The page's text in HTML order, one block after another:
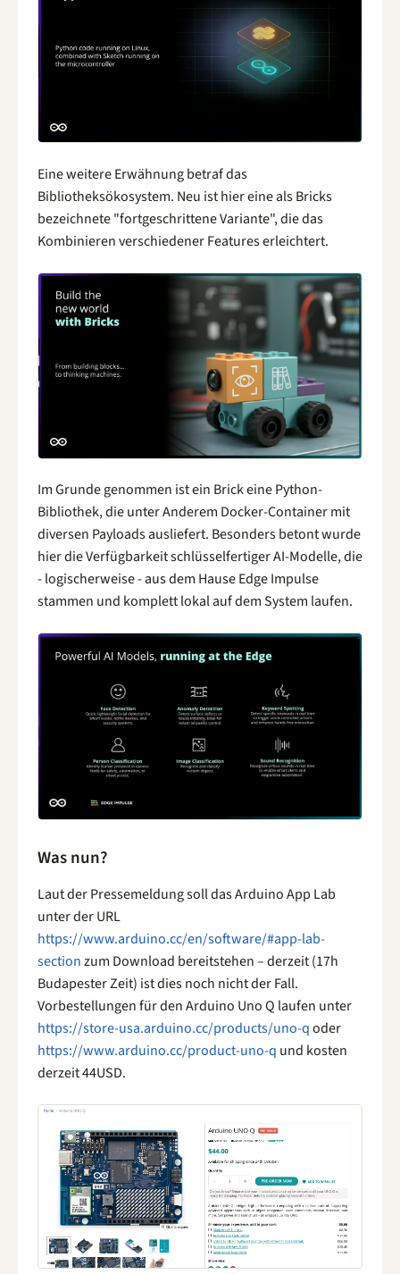
Eine weitere Erwähnung betraf das
Bibliotheksökosystem. Neu ist hier eine als Bricks
bezeichnete "fortgeschrittene Variante", die das
Kombinieren verschiedener Features erleichtert.
Im Grunde genommen ist ein Brick eine Python-
Bibliothek, die unter Anderem Docker-Container mit
diversen Payloads ausliefert. Besonders betont wurde
hier die Verfügbarkeit schlüsselfertiger AI-Modelle, die
- logischerweise - aus dem Hause Edge Impulse
stammen und komplett lokal auf dem System laufen.
Was nun?
Laut der Pressemeldung soll das Arduino App Lab
unter der URL
https://www.arduino.cc/en/software/#app-lab-
sectionzum Download bereitstehen – derzeit (17h
Budapester Zeit) ist dies noch nicht der Fall.
Vorbestellungen für den Arduino Uno Q laufen unter
https://store-usa.arduino.cc/products/uno-qoder
https://www.arduino.cc/product-uno-q und kosten
derzeit 44USD.